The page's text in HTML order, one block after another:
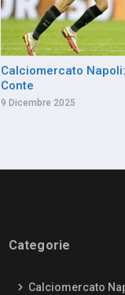
Calciomercato
Conte
9 Dicembre 2025
Categorie
Calciomercato